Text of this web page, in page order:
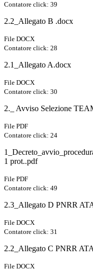
Contatore click: 39
2.2_Allegato B .docx
File DOCX
Contatore click: 28
2.1_Allegato A.docx
File DOCX
Contatore click: 30
2._ Avviso Selezione
File PDF
Contatore click: 24
1 prot..pdf
File PDF
Contatore click: 49
2.3_Allegato D PNRR
File DOCX
Contatore click: 31
2.2_Allegato C PNRR
File DOCX